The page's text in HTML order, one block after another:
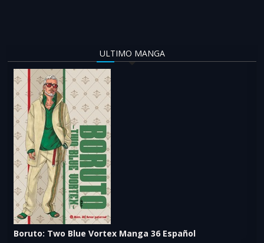
ULTIMO MANGA
Boruto: Two Blue Vortex Manga 36 Español